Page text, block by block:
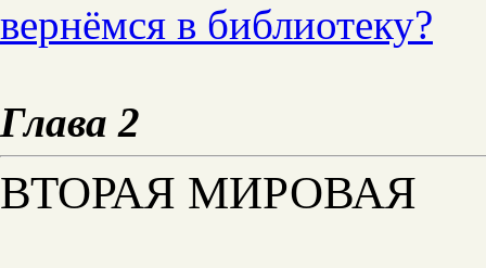
вернёмся в библиотеку?
Глава 2
ВТОРАЯ МИРОВАЯ